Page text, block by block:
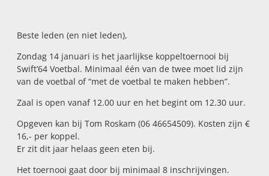
Beste leden (en niet leden),
Zondag 14 januari is het jaarlijkse koppeltoernooi bij
Swift’64 Voetbal. Minimaal één van de twee moet lid zijn
van de voetbal of “met de voetbal te maken hebben”.
Zaal is open vanaf 12.00 uur en het begint om 12.30 uur.
Opgeven kan bij Tom Roskam (06 46654509). Kosten zijn €
16,- per koppel.
Er zit dit jaar helaas geen eten bij.
Het toernooi gaat door bij minimaal 8 inschrijvingen.